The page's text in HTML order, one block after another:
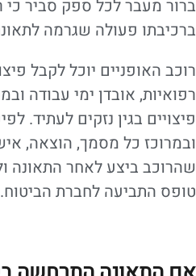
ברור מעבר לכל ספק סביר כי
ברכיבתו פעולה שגרמה
רוכב האופניים יוכל לקבל
רפואיות, אובדן ימי עבודה
פיצויים בגין נזקים לעתיד.
ובמרוכז כל מסמך, הוצאה,
שהרוכב ביצע לאחר התאונה
טופס התביעה לחברת הביטוח.